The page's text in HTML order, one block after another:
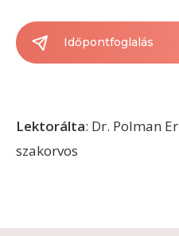
Időpontfoglalás
Lektorálta: Dr. Polman
szakorvos